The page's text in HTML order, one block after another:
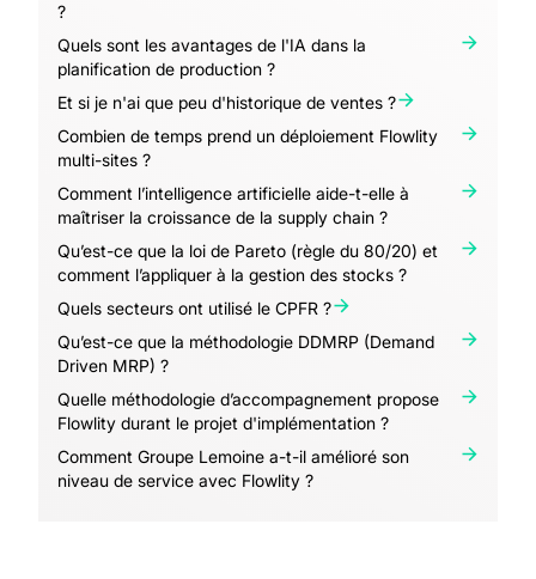
?
Quels sont les avantages de l'IA dans la
planification de production ?
Et si je n'ai que peu d'historique de ventes ?
Combien de temps prend un déploiement Flowlity
multi-sites ?
Comment l’intelligence artificielle aide-t-elle à
maîtriser la croissance de la supply chain ?
Qu’est-ce que la loi de Pareto (règle du 80/20) et
comment l’appliquer à la gestion des stocks ?
Quels secteurs ont utilisé le CPFR ?
Qu’est-ce que la méthodologie DDMRP (Demand
Driven MRP) ?
Quelle méthodologie d’accompagnement propose
Flowlity durant le projet d'implémentation ?
Comment Groupe Lemoine a-t-il amélioré son
niveau de service avec Flowlity ?